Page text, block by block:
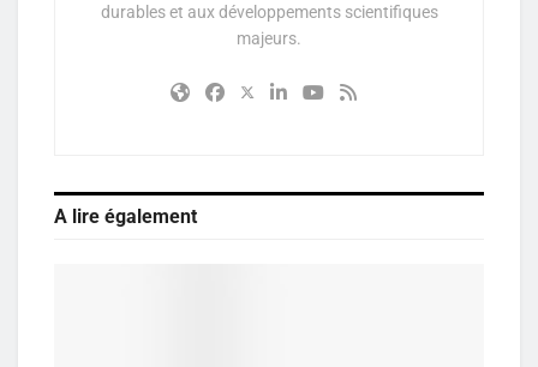
durables et aux développements scientifiques
majeurs.
A lire également